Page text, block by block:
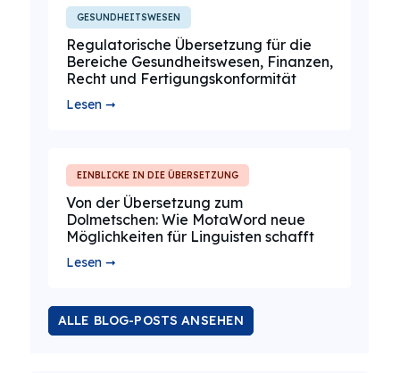
GESUNDHEITSWESEN
Regulatorische Übersetzung für die
Bereiche Gesundheitswesen, Finanzen,
Recht und Fertigungskonformität
Lesen ➞
EINBLICKE IN DIE ÜBERSETZUNG
Von der Übersetzung zum
Dolmetschen: Wie MotaWord neue
Möglichkeiten für Linguisten schafft
Lesen ➞
ALLE BLOG-POSTS ANSEHEN